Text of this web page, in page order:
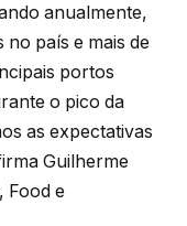
anualmente,
país e mais de
portos
o pico da
as expectativas
Guilherme
Food e